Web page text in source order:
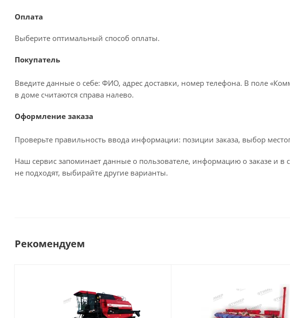
Оплата
Выберите оптимальный способ оплаты.
Покупатель
Введите данные о себе: ФИО, адрес доставки, номер телефона. В поле
в доме считаются справа налево.
Оформление заказа
Проверьте правильность ввода информации: позиции заказа, выбор
Наш сервис запоминает данные о пользователе, информацию о заказе и
не подходят, выбирайте другие варианты.
Рекомендуем